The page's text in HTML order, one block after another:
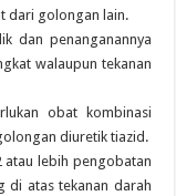
dari golongan lain.
dan penanganannya
walaupun tekanan
obat kombinasi
diuretik tiazid.
atau lebih pengobatan
di atas tekanan darah